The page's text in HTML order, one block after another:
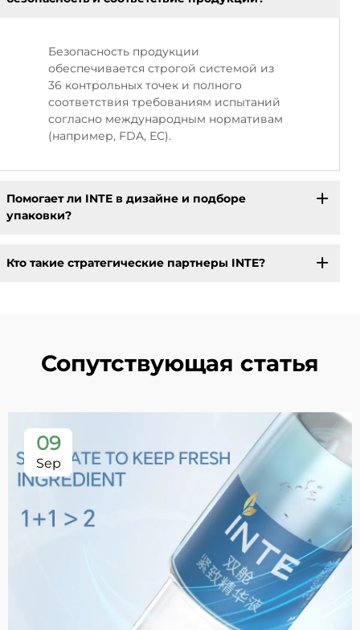
Безопасность продукции
обеспечивается строгой системой из
36 контрольных точек и полного
соответствия требованиям испытаний
согласно международным нормативам
(например, FDA, ЕС).
Помогает ли INTE в дизайне и подборе
упаковки?
Кто такие стратегические партнеры INTE?
Сопутствующая статья
09
Sep